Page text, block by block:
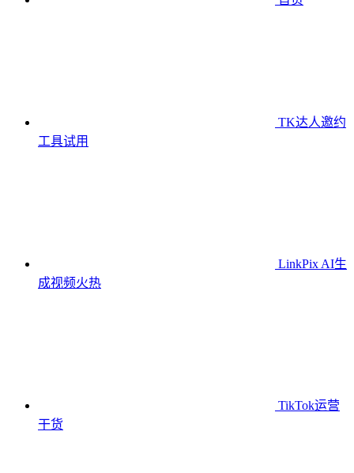
TK达人邀约
工具试用
LinkPix AI生
成视频火热
TikTok运营
干货